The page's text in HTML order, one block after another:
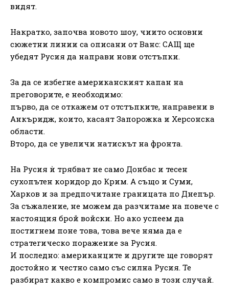
видят.
Накратко, започва новото шоу, чиито основни
сюжетни линии са описани от Ванс: САЩ ще
убедят Русия да направи нови отстъпки.
За да се избегне американският капан на
преговорите, е необходимо:
първо, да се откажем от отстъпките, направени в
Анкъридж, които, касаят Запорожка и Херсонска
области.
Второ, да се увеличи натискът на фронта.
На Русия ѝ трябват не само Донбас и тесен
сухопътен коридор до Крим. А също и Суми,
Харков и за предпочитане границата по Днепър.
За съжаление, не можем да разчитаме на повече с
настоящия брой войски. Но ако успеем да
постигнем поне това, това вече няма да е
стратегическо поражение за Русия.
И последно: американците и другите ще говорят
достойно и честно само със силна Русия. Те
разбират какво е компромис само в този случай.